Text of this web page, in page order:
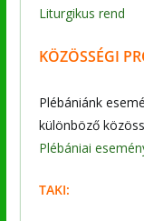
Liturgikus rend
KÖZÖSSÉGI
Plébániánk
különböző
Plébániai
TAKI: